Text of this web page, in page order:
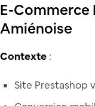
E-Commerce
Amiénoise
Contexte :
Site Prestashop